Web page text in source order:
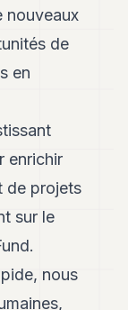
nouveaux
de
en
enrichir
de projets
sur le
nous